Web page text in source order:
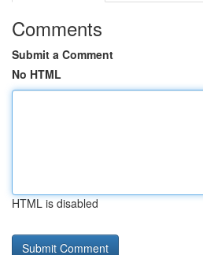
Comments
Submit a Comment
No HTML
HTML is disabled